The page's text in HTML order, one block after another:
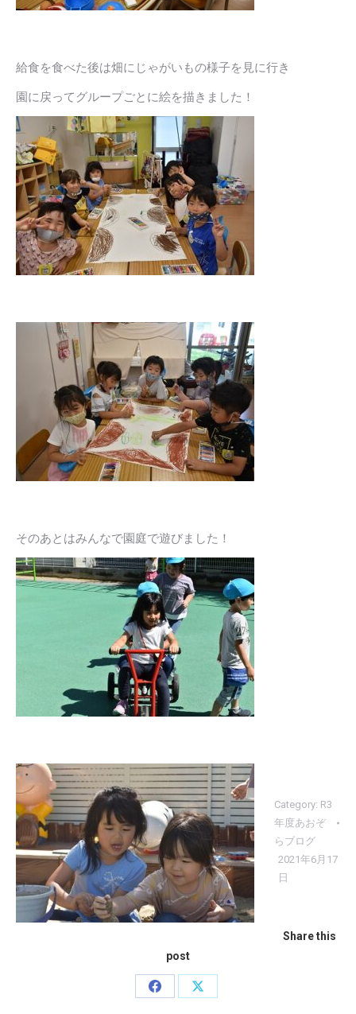
給食を食べた後は畑にじゃがいもの様子を見に行き
園に戻ってグループごとに絵を描きました！
そのあとはみんなで園庭で遊びました！
Category: R3
年度あおぞ
らブログ
2021年6月17
日
Share this
post
Share
Share